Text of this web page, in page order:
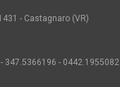
- Castagnaro (VR)
347.5366196 - 0442.1955082